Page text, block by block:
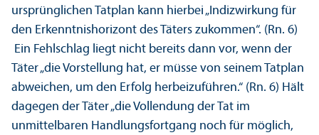
ursprünglichen Tatplan kann hierbei „Indiz­wirkung für
den Er­kenntnishorizont des Täters zukommen“. (Rn. 6)
Ein Fehlschlag liegt nicht bereits dann vor, wenn der
Täter „die Vorstellung hat, er müsse von seinem Tatplan
abweichen, um den Erfolg herbeizuführen.“ (Rn. 6) Hält
dagegen der Täter „die Vollendung der Tat im
unmittelbaren Handlungs­fortgang noch für möglich,